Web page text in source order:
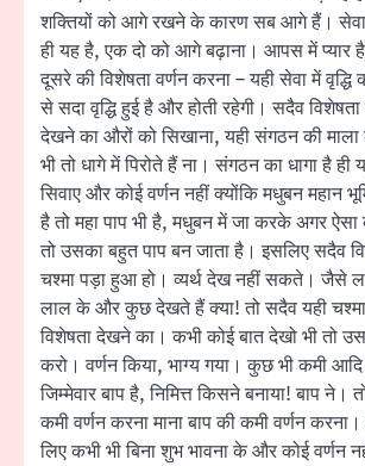
शक्तियों को आगे रखने के कारण सब आगे हैं।
ही यह है, एक दो को आगे बढ़ाना। आपस में प्यार
दूसरे की विशेषता वर्णन करना – यही सेवा में वृद्धि
से सदा वृद्धि हुई है और होती रहेगी। सदैव
देखने का औरों को सिखाना, यही संगठन की माला
भी तो धागे में पिरोते हैं ना। संगठन का धागा है
सिवाए और कोई वर्णन नहीं क्योंकि मधुबन महान
है तो महा पाप भी है, मधुबन में जा करके अगर ऐसा
तो उसका बहुत पाप बन जाता है। इसलिए सदैव
चश्मा पड़ा हुआ हो। व्यर्थ देख नहीं सकते। जैसे
लाल के और कुछ देखते हैं क्या! तो सदैव यही
विशेषता देखने का। कभी कोई बात देखो भी तो
करो। वर्णन किया, भाग्य गया। कुछ भी कमी
जिम्मेवार बाप है, निमित्त किसने बनाया! बाप ने।
कमी वर्णन करना माना बाप की कमी वर्णन
लिए कभी भी बिना शुभ भावना के और कोई वर्णन